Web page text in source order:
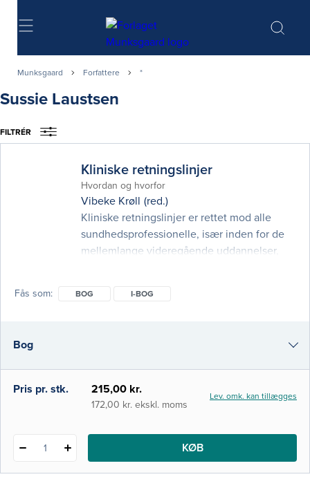
Søg
Munksgaard Forfattere *
Sussie Laustsen
FILTRÉR
Kliniske retningslinjer
Hvordan og hvorfor
Vibeke Krøll (red.)
Kliniske retningslinjer er rettet mod alle
sundhedsprofessionelle, især inden for de
mellemlange videregående uddannelser,
senere år. Med kliniske retningslinjer ønsker
Fås som BOG I-BOG
Bog
i-bog
Pris pr. stk. 215,00 kr.
172,00 kr. ekskl. moms
Lev. omk. kan tillægges
1 KØB